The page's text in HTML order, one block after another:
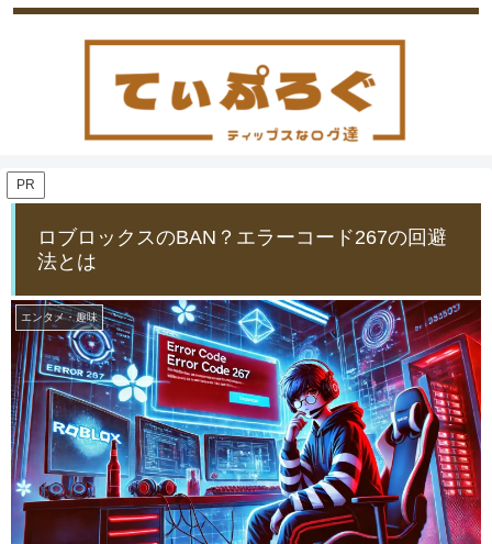
PR
ロブロックスのBAN？エラーコード267の回避
法とは
エンタメ・趣味